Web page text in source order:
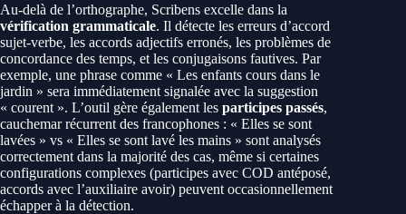
Au-delà de l’orthographe, Scribens excelle dans la
vérification grammaticale. Il détecte les erreurs d’accord
sujet-verbe, les accords adjectifs erronés, les problèmes de
concordance des temps, et les conjugaisons fautives. Par
exemple, une phrase comme « Les enfants cours dans le
jardin » sera immédiatement signalée avec la suggestion
« courent ». L’outil gère également les participes passés,
cauchemar récurrent des francophones : « Elles se sont
lavées » vs « Elles se sont lavé les mains » sont analysés
correctement dans la majorité des cas, même si certaines
configurations complexes (participes avec COD antéposé,
accords avec l’auxiliaire avoir) peuvent occasionnellement
échapper à la détection.